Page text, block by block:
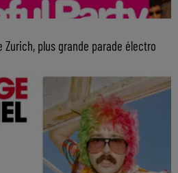
Zurich, plus grande parade électro